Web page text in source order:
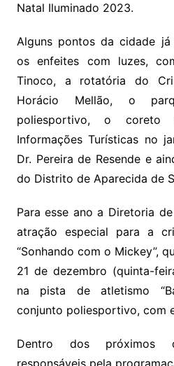
Natal Iluminado 2023.
Alguns pontos da cidade
os enfeites com luzes,
Tinoco, a rotatória do
Horácio Mellão, o
poliesportivo, o
Informações Turísticas no
Dr. Pereira de Resende e
do Distrito de Aparecida de
Para esse ano a Diretoria
atração especial para a
“Sonhando com o Mickey”,
21 de dezembro (quinta-
na pista de atletismo
conjunto poliesportivo, com
Dentro dos próximos